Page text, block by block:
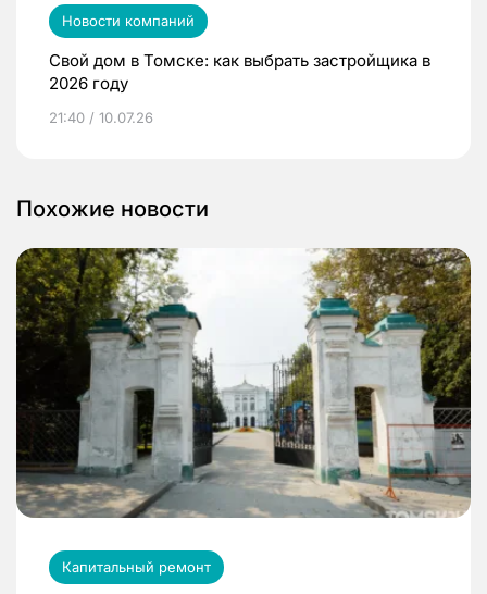
Новости компаний
Свой дом в Томске: как выбрать застройщика в
2026 году
21:40 / 10.07.26
Похожие новости
Капитальный ремонт